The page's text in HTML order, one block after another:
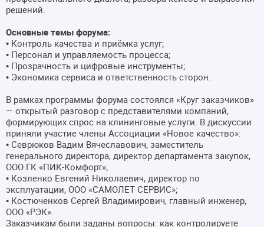
решений.
Основные темы форума:
• Контроль качества и приёмка услуг;
• Персонал и управляемость процесса;
• Прозрачность и цифровые инструменты;
• Экономика сервиса и ответственность сторон.
В рамках программы форума состоялся «Круг заказчиков»
— открытый разговор с представителями компаний,
формирующих спрос на клининговые услуги. В дискуссии
приняли участие члены Ассоциации «Новое качество»:
• Севрюков Вадим Вячеславович, заместитель
генерального директора, директор департамента закупок,
ООО ГК «ПИК-Комфорт»;
• Козленко Евгений Николаевич, директор по
эксплуатации, ООО «САМОЛЕТ СЕРВИС»;
• Костюченков Сергей Владимирович, главный инженер,
ООО «РЭК».
Заказчикам были заданы вопросы: как контролируете